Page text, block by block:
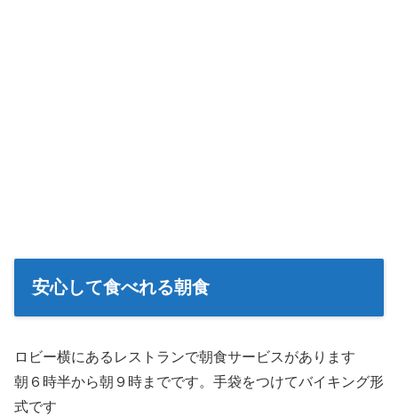
安心して食べれる朝食
ロビー横にあるレストランで朝食サービスがあります
朝６時半から朝９時までです。手袋をつけてバイキング形
式です